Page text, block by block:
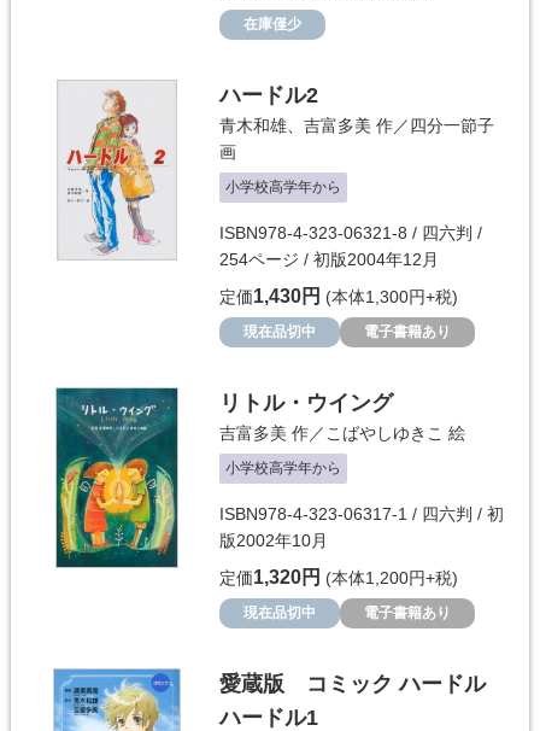
在庫僅少
ハードル2
青木和雄 吉富多美 作／四分一節子
画
小学校高学年から
ISBN978-4-323-06321-8 / 四六判 /
254ページ / 初版2004年12月
定価1,430円 (本体1,300円+税)
現在品切中 電子書籍あり
リトル・ウイング
吉富多美 作／ こばやしゆきこ 絵
小学校高学年から
ISBN978-4-323-06317-1 / 四六判 / 初
版2002年10月
定価1,320円 (本体1,200円+税)
現在品切中 電子書籍あり
愛蔵版 コミック ハードル
ハードル1